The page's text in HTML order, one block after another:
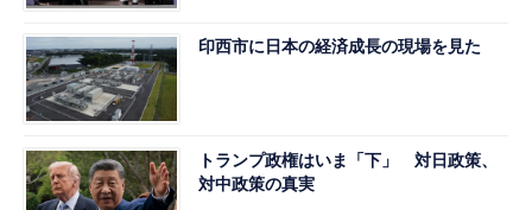
印西市に日本の経済成長の現場を見た
トランプ政権はいま「下」 対日政策、
対中政策の真実